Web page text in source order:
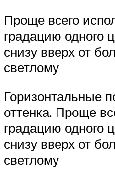
Проще всего
градацию одного
снизу вверх от
светлому
Горизонтальные
оттенка. Проще
градацию одного
снизу вверх от
светлому